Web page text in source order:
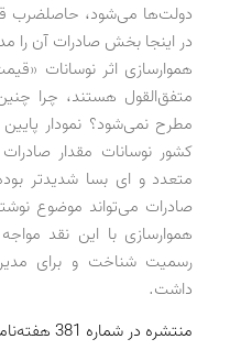
دولت‌ها می‌شود، حاصلضرب
در اینجا بخش صادرات آن را
هموارسازی اثر نوسانات
متفق‌القول هستند، چرا
مطرح نمی‌شود؟ نمودار
کشور نوسانات مقدار
متعدد و ای بسا شدیدتر
صادرات می‌تواند موضوع
هموارسازی با این نقد
رسمیت شناخت و برای
داشت.
منتشره در شماره 381 هفته‌نامه «تجارت فردا»